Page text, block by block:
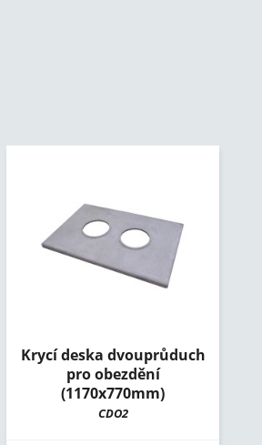
Krycí deska dvouprůduch
pro obezdění
(1170x770mm)
CDO2